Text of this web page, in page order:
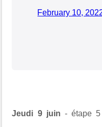
February 10,
Jeudi 9 juin - étape 5